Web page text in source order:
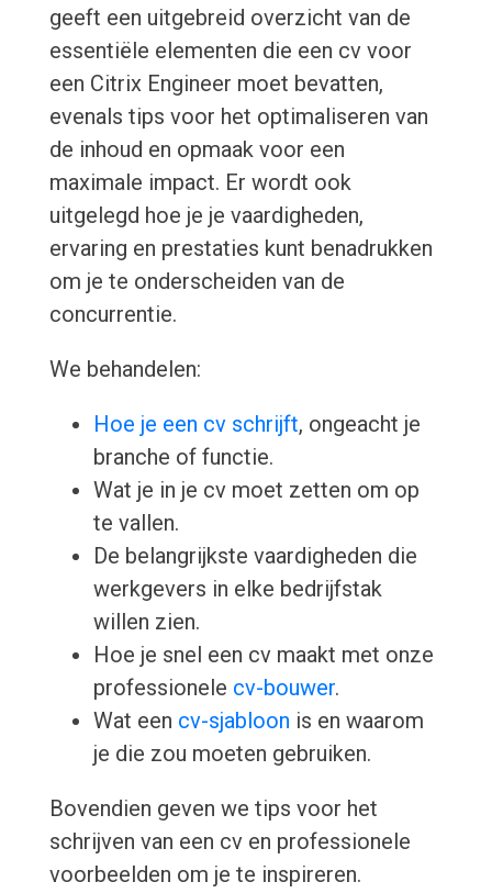
geeft een uitgebreid overzicht van de
essentiële elementen die een cv voor
een Citrix Engineer moet bevatten,
evenals tips voor het optimaliseren van
de inhoud en opmaak voor een
maximale impact. Er wordt ook
uitgelegd hoe je je vaardigheden,
ervaring en prestaties kunt benadrukken
om je te onderscheiden van de
concurrentie.
We behandelen:
Hoe je een cv schrijft, ongeacht je
branche of functie.
Wat je in je cv moet zetten om op
te vallen.
De belangrijkste vaardigheden die
werkgevers in elke bedrijfstak
willen zien.
Hoe je snel een cv maakt met onze
professionele cv-bouwer.
Wat een cv-sjabloon is en waarom
je die zou moeten gebruiken.
Bovendien geven we tips voor het
schrijven van een cv en professionele
voorbeelden om je te inspireren.